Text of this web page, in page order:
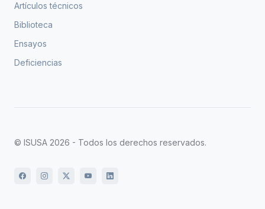
Artículos técnicos
Biblioteca
Ensayos
Deficiencias
© ISUSA 2026 - Todos los derechos reservados.